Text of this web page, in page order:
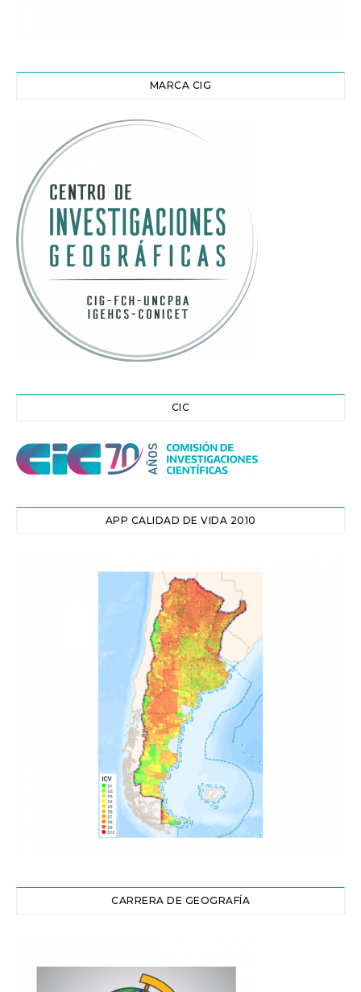
MARCA CIG
CIC
APP CALIDAD DE VIDA 2010
CARRERA DE GEOGRAFÍA